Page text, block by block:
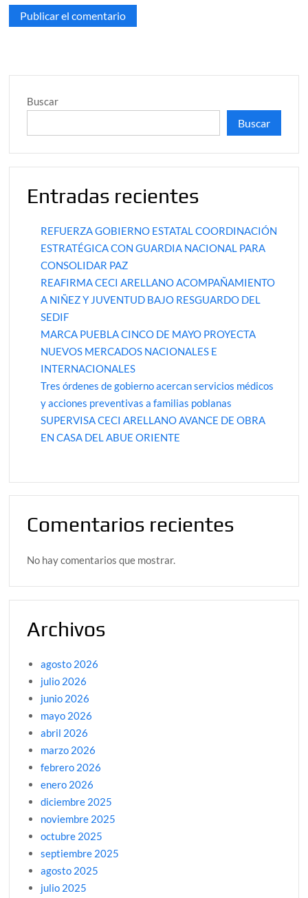
Buscar
Buscar
Entradas recientes
REFUERZA GOBIERNO ESTATAL COORDINACIÓN
ESTRATÉGICA CON GUARDIA NACIONAL PARA
CONSOLIDAR PAZ
REAFIRMA CECI ARELLANO ACOMPAÑAMIENTO
A NIÑEZ Y JUVENTUD BAJO RESGUARDO DEL
SEDIF
MARCA PUEBLA CINCO DE MAYO PROYECTA
NUEVOS MERCADOS NACIONALES E
INTERNACIONALES
Tres órdenes de gobierno acercan servicios médicos
y acciones preventivas a familias poblanas
SUPERVISA CECI ARELLANO AVANCE DE OBRA
EN CASA DEL ABUE ORIENTE
Comentarios recientes
No hay comentarios que mostrar.
Archivos
agosto 2026
julio 2026
junio 2026
mayo 2026
abril 2026
marzo 2026
febrero 2026
enero 2026
diciembre 2025
noviembre 2025
octubre 2025
septiembre 2025
agosto 2025
julio 2025